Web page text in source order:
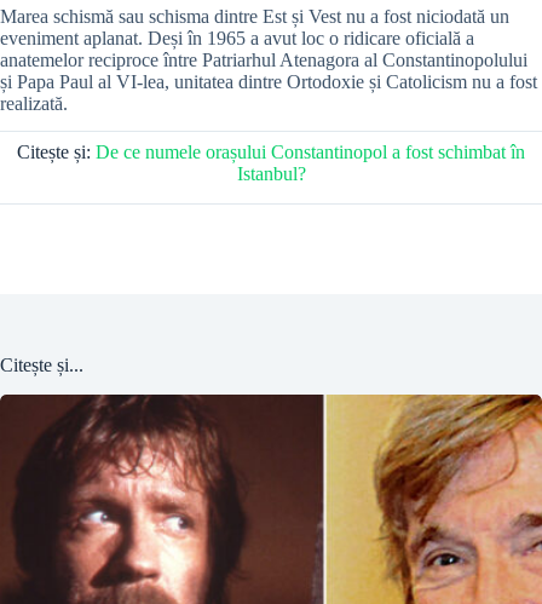
Marea schismă sau schisma dintre Est și Vest nu a fost niciodată un
eveniment aplanat. Deși în 1965 a avut loc o ridicare oficială a
anatemelor reciproce între Patriarhul Atenagora al Constantinopolului
și Papa Paul al VI-lea, unitatea dintre Ortodoxie și Catolicism nu a fost
realizată.
Citește și: De ce numele orașului Constantinopol a fost schimbat în
Istanbul?
Citește și...